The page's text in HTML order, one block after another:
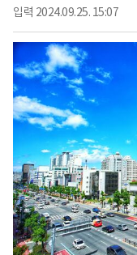
입력 2024.09.25. 15:07